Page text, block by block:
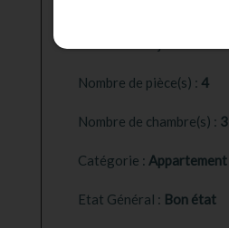
Nombre de pièce(s) : 4
Nombre de chambre(s) : 3
Catégorie : Appartement
Etat Général : Bon état